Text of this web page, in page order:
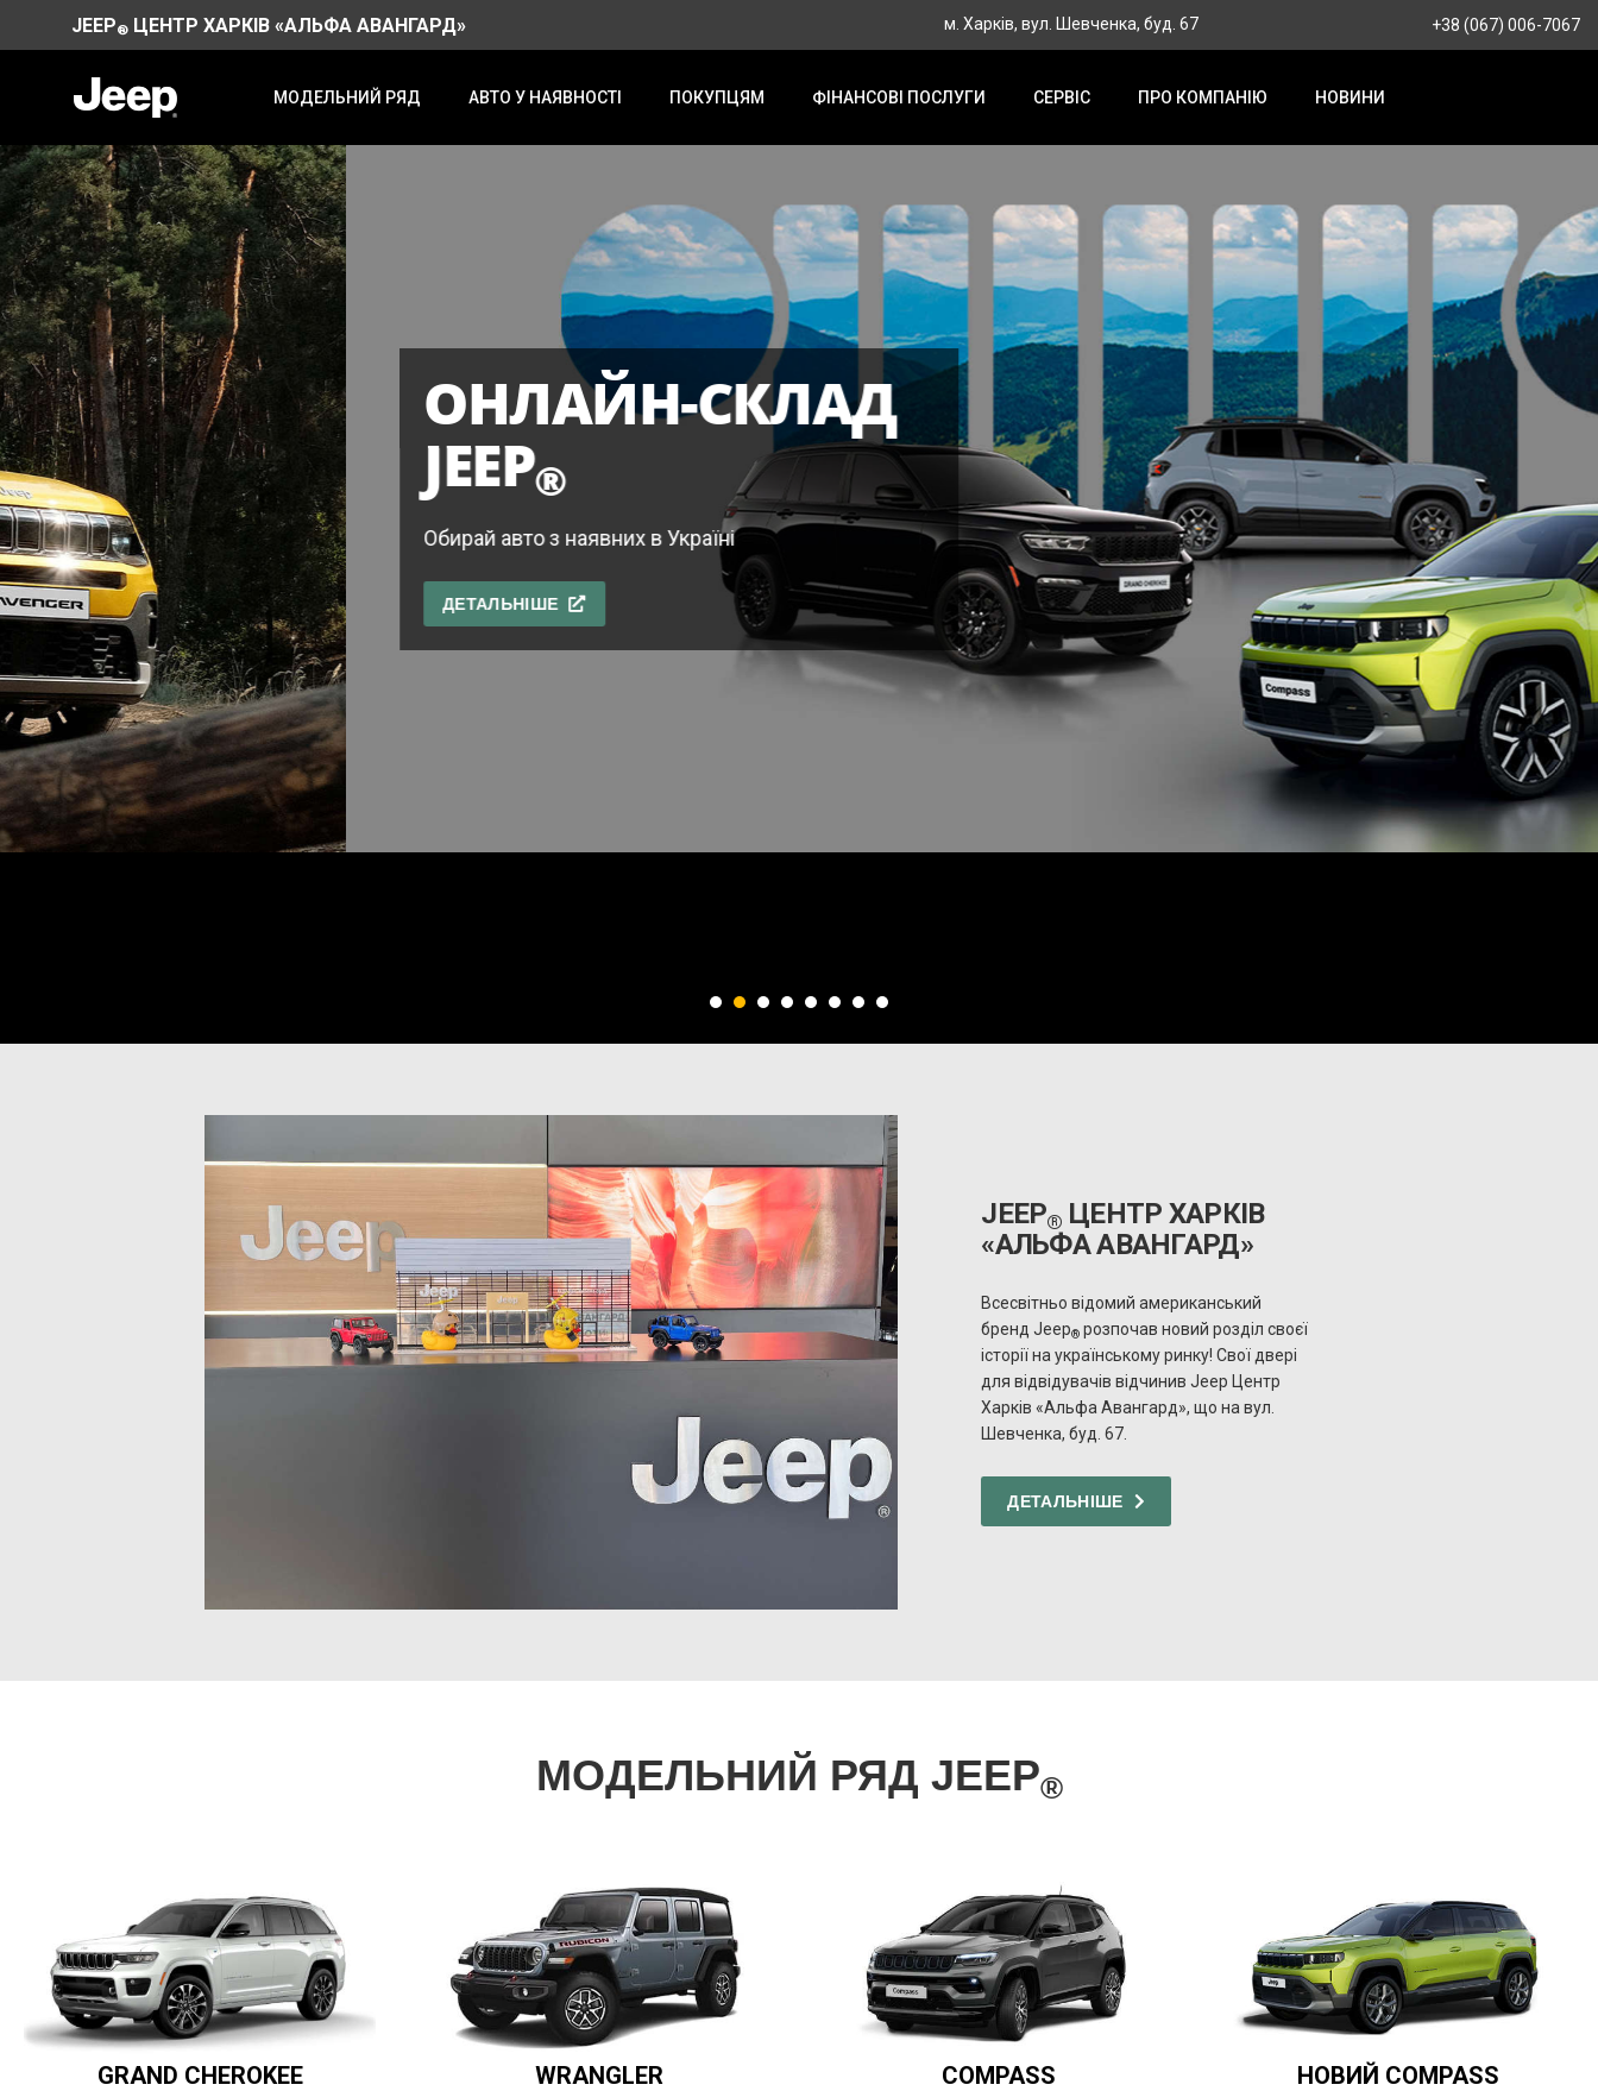
JEEP® ЦЕНТР ХАРКІВ «АЛЬФА АВАНГАРД» м. Харків, вул. Шевченка, буд. 67 +38 (067) 006-7067
МОДЕЛЬНИЙ РЯД АВТО У НАЯВНОСТІ ПОКУПЦЯМ ФІНАНСОВІ ПОСЛУГИ СЕРВІС ПРО КОМПАНІЮ НОВИНИ
ОНЛАЙН-СКЛАД
JEEP®
Обирай авто з наявних в Україні
ДЕТАЛЬНІШЕ
JEEP® ЦЕНТР ХАРКІВ
«АЛЬФА АВАНГАРД»
Всесвітньо відомий американський
бренд Jeep® розпочав новий розділ своєї
історії на українському ринку! Свої двері
для відвідувачів відчинив Jeep Центр
Харків «Альфа Авангард», що на вул.
Шевченка, буд. 67.
ДЕТАЛЬНІШЕ
МОДЕЛЬНИЙ РЯД JEEP®
GRAND CHEROKEE WRANGLER COMPASS НОВИЙ COMPASS